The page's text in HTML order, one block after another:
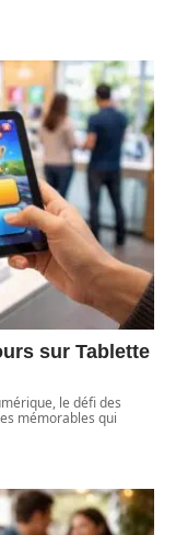
sur Tablette
le défi des
mémorables qui